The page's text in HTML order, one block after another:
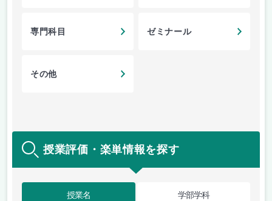
専門科目 ゼミナール
その他
授業評価・楽単情報を探す
授業名 学部学科